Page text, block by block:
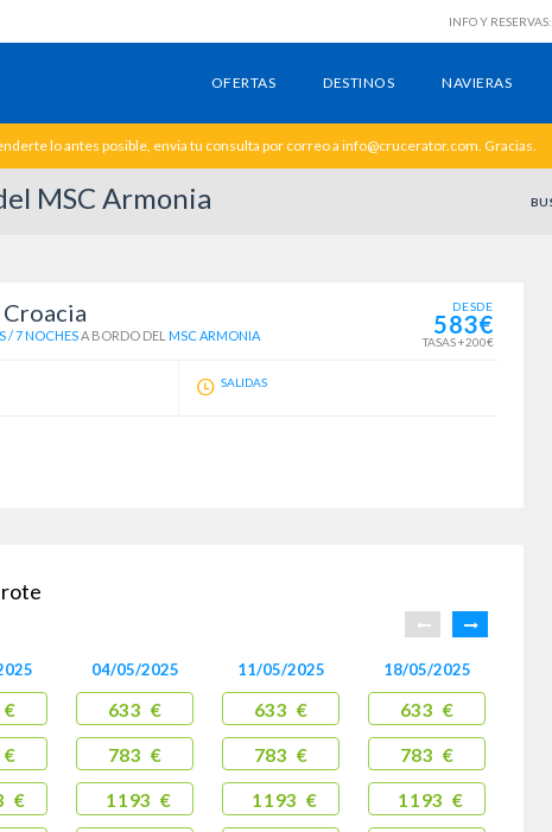
INFO Y RESERVAS:
OFERTAS DESTINOS NAVIERAS
lo antes posible, envia tu consulta por correo a info@crucerator.com. Gracias.
MSC Armonia
/ 7 NOCHESA BORDO DEL MSC ARMONIA
DESDE
583€
TASAS +200€
SALIDAS
€
€
€
04/05/2025
633 €
783 €
1193 €
11/05/2025
633 €
783 €
1193 €
18/05/2025
633 €
783 €
1193 €